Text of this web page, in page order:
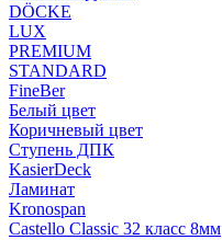
DÖCKE
LUX
PREMIUM
STANDARD
FineBer
Белый цвет
Коричневый цвет
Ступень ДПК
KasierDeck
Ламинат
Kronospan
Castello Classic 32 класс 8мм